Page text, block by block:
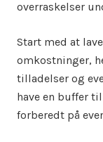
overraskelser
Start med at
omkostninger,
tilladelser og
have en buffer
forberedt på